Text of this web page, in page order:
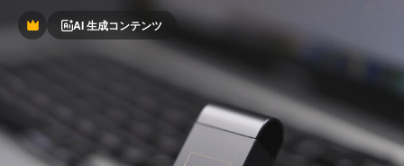
PremiumAI 生成コンテンツ